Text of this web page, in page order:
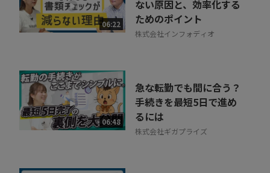
06:22
ない原因と、効率化する
ためのポイント
株式会社インフォディオ
06:48
急な転勤でも間に合う？
手続きを最短5日で進め
るには
株式会社ギガプライズ